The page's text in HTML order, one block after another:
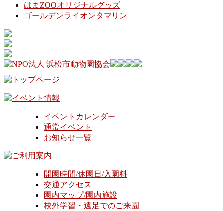
はまZOOオリジナルグッズ
ゴールデンライオンタマリン
イベントカレンダー
通常イベント
お知らせ一覧
開園時間/休園日/入園料
交通アクセス
園内マップ/園内施設
校外学習・遠足でのご来園